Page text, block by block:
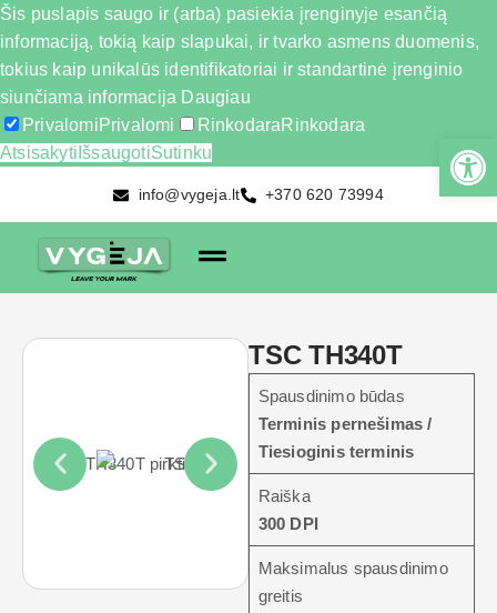
Šis puslapis saugo ir (arba) pasiekia įrenginyje esančią
informaciją, tokią kaip slapukai, ir tvarko asmens duomenis,
tokius kaip unikalūs identifikatoriai ir standartinė įrenginio
siunčiama informacija Daugiau
PrivalomiPrivalomi RinkodaraRinkodara
Atsisakyti IšsaugotiSutinku
info@vygeja.lt +370 620 73994
TSC TH340T
Spausdinimo būdas
Terminis pernešimas /
Tiesioginis terminis
Raiška
300 DPI
Maksimalus spausdinimo
greitis